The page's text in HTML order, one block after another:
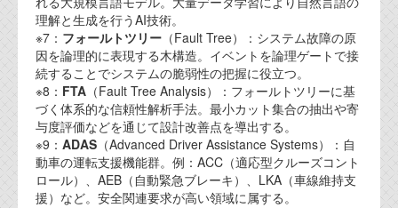
理解と生成を行うAI技術。
※7： フォールトツリー （Fault Tree）：システム故障の原
因を論理的に表現する木構造。イベントを論理ゲートで接
続することでシステムの脆弱性の把握に役立つ。
※8： FTA （Fault Tree Analysis）：フォールトツリーに基
づく体系的な信頼性解析手法。最小カット集合の抽出や寄
与度評価などを通じて設計改善点を導出する。
※9： ADAS （Advanced Driver Assistance Systems）：自
動車の運転支援機能群。例：ACC（適応型クルーズコント
ロール）、AEB（自動緊急ブレーキ）、LKA（車線維持支
援）など。安全関連要求が高い領域に属する。